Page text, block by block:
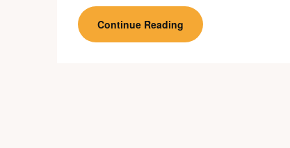
Continue Reading